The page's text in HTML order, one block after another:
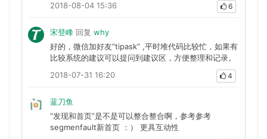
2018-08-04 15:36
6
宋登峰 回复 why
好的，微信加好友“tipask” ,平时堆代码比较忙，如果有
比较系统的建议可以提问到建议区，方便整理和记录。
2018-07-31 16:20
4
蓝刀鱼
“发现和首页”是不是可以整合整合啊，参考参考
segmenfault新首页 ：） 更具互动性